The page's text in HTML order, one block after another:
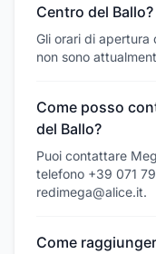
Centro del Ballo?
Gli orari di apertura
non sono
Come posso
del Ballo?
Puoi contattare
telefono +39 071
redimega@alice.it.
Come